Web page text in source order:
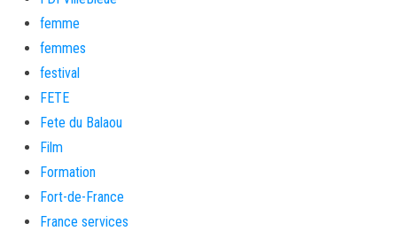
femme
femmes
festival
FETE
Fete du Balaou
Film
Formation
Fort-de-France
France services